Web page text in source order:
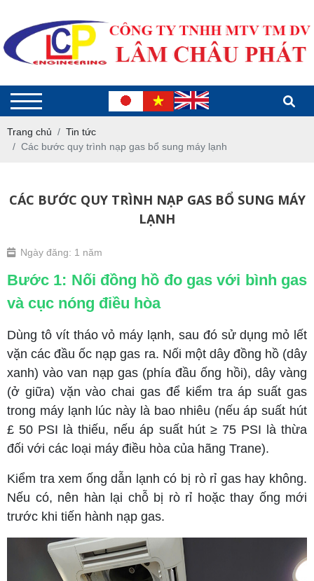
Trang chủ
Tin tức
Các bước quy trình nạp gas bổ sung máy lạnh
CÁC BƯỚC QUY TRÌNH NẠP GAS BỔ SUNG MÁY
LẠNH
Ngày đăng: 1 năm
Bước 1: Nối đồng hồ đo gas với bình gas
và cục nóng điều hòa
Dùng tô vít tháo vỏ máy lạnh, sau đó sử dụng mỏ lết
vặn các đầu ốc nạp gas ra. Nối một dây đồng hồ (dây
xanh) vào van nạp gas (phía đầu ống hồi), dây vàng
(ở giữa) vặn vào chai gas để kiểm tra áp suất gas
trong máy lạnh lúc này là bao nhiêu (nếu áp suất hút
£ 50 PSI là thiếu, nếu áp suất hút ≥ 75 PSI là thừa
đối với các loại máy điều hòa của hãng Trane).
Kiểm tra xem ống dẫn lạnh có bị rò rỉ gas hay không.
Nếu có, nên hàn lại chỗ bị rò rỉ hoặc thay ống mới
trước khi tiến hành nạp gas.